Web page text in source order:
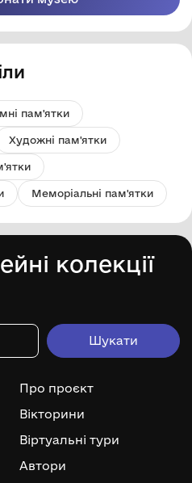
пам'ятки
Художні пам'ятки
Меморіальні пам'ятки
колекції
Про проєкт
Вікторини
Віртуальні тури
Автори